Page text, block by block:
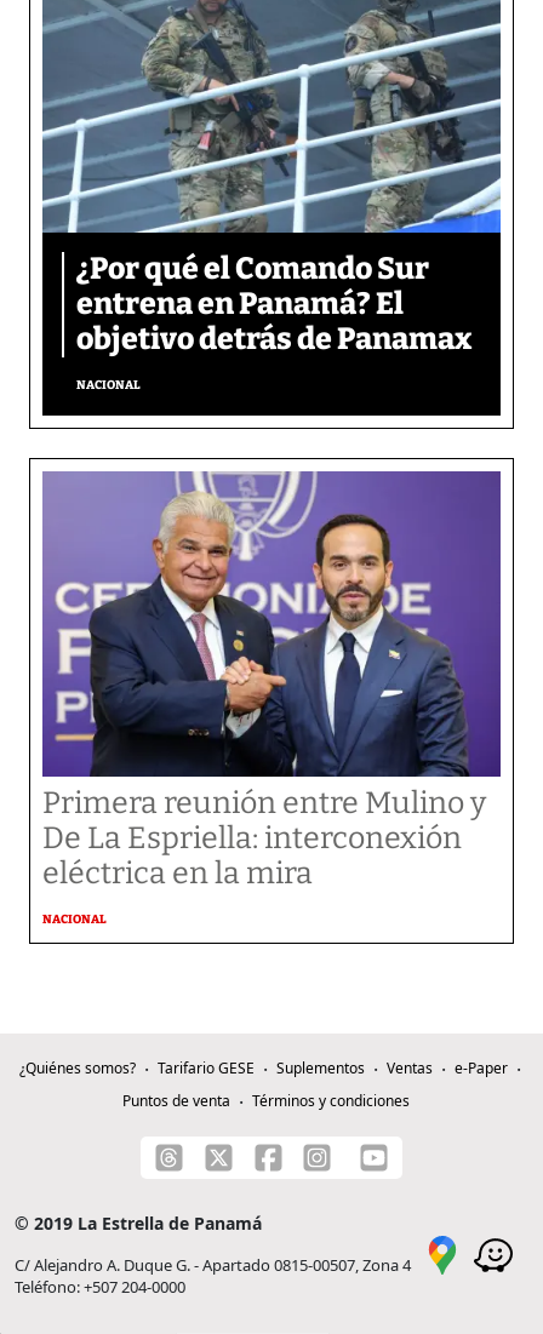
¿Por qué el Comando Sur
entrena en Panamá? El
objetivo detrás de Panamax
NACIONAL
Primera reunión entre Mulino y
De La Espriella: interconexión
eléctrica en la mira
NACIONAL
¿Quiénes somos? Tarifario GESE Suplementos Ventas
e-Paper
Puntos de venta
Términos y condiciones
© 2019 La Estrella de Panamá
C/ Alejandro A. Duque G. - Apartado 0815-00507, Zona 4
Teléfono: +507 204-0000